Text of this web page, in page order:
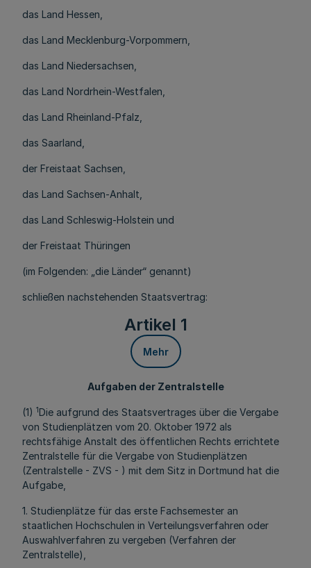
das Land Hessen,
das Land Mecklenburg-Vorpommern,
das Land Niedersachsen,
das Land Nordrhein-Westfalen,
das Land Rheinland-Pfalz,
das Saarland,
der Freistaat Sachsen,
das Land Sachsen-Anhalt,
das Land Schleswig-Holstein und
der Freistaat Thüringen
(im Folgenden: „die Länder“ genannt)
schließen nachstehenden Staatsvertrag:
Artikel 1
Mehr
Aufgaben der Zentralstelle
(1) 1Die aufgrund des Staatsvertrages über die Vergabe
von Studienplätzen vom 20. Oktober 1972 als
rechtsfähige Anstalt des öffentlichen Rechts errichtete
Zentralstelle für die Vergabe von Studienplätzen
(Zentralstelle - ZVS - ) mit dem Sitz in Dortmund hat die
Aufgabe,
1. Studienplätze für das erste Fachsemester an
staatlichen Hochschulen in Verteilungsverfahren oder
Auswahlverfahren zu vergeben (Verfahren der
Zentralstelle),